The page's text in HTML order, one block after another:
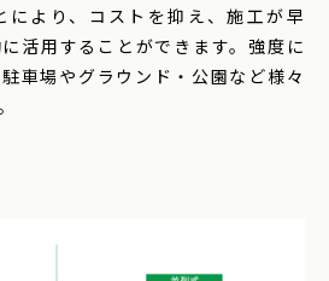
により、コストを抑え、施工が早
活用することができます。強度に
車場やグラウンド・公園など様々